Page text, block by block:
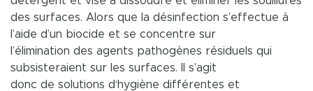
des surfaces. Alors que la désinfection s’effectue à
l’aide d’un biocide et se concentre sur
l’élimination des agents pathogènes résiduels qui
subsisteraient sur les surfaces. Il s’agit
donc de solutions d‘hygiène différentes et